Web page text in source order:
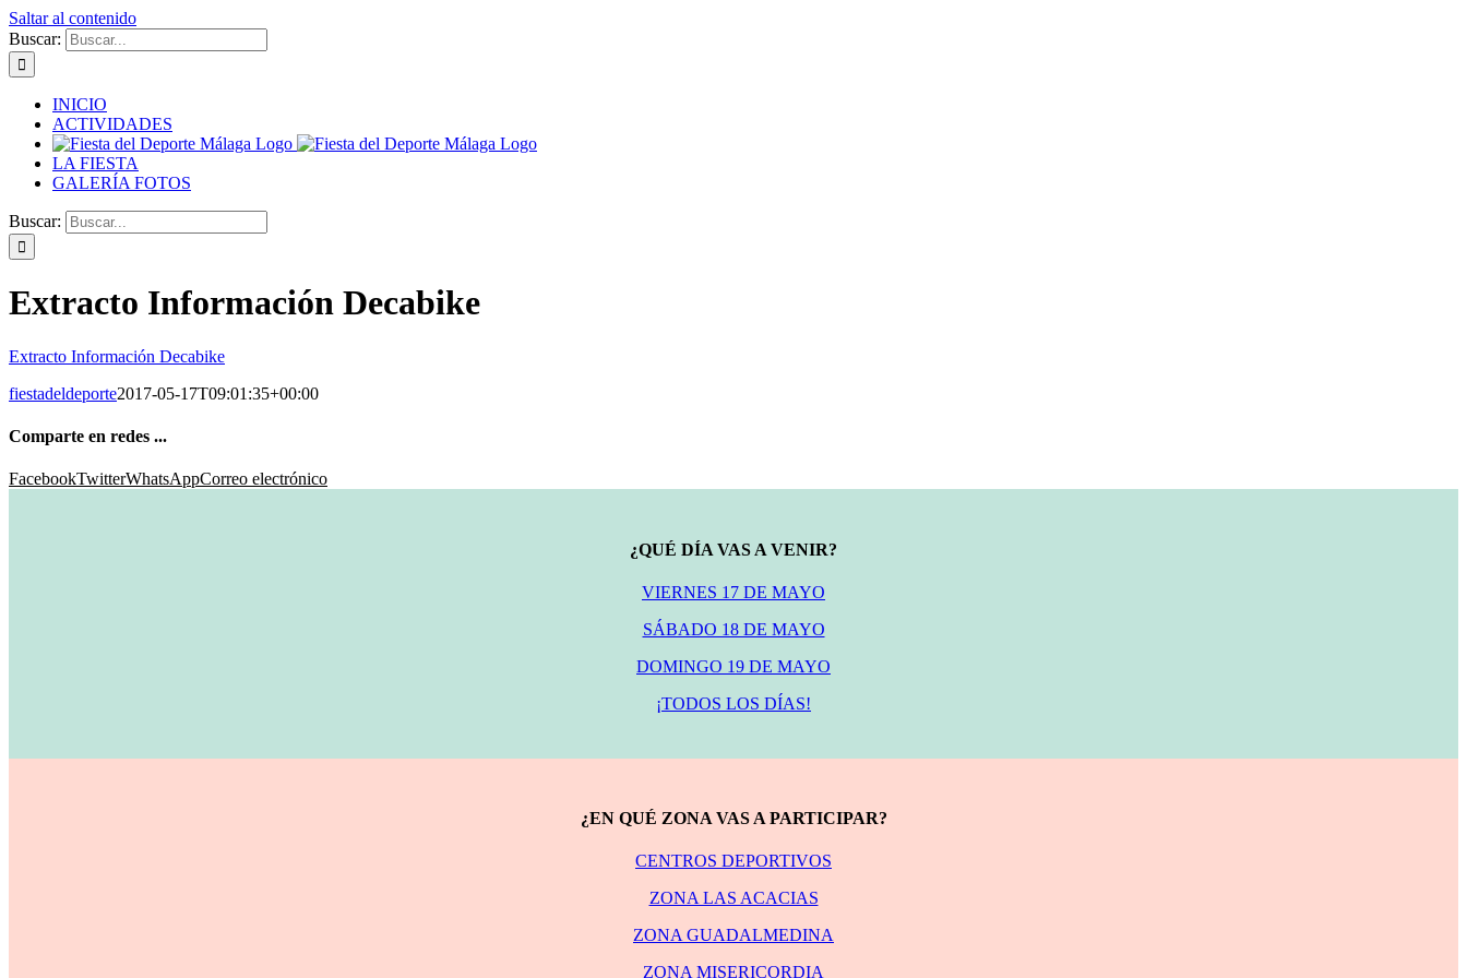
Saltar al contenido
Buscar:
INICIO
ACTIVIDADES
LA FIESTA
GALERÍA FOTOS
Buscar:
Extracto Información Decabike
Extracto Información Decabike
fiestadeldeporte2017-05-17T09:01:35+00:00
Comparte en redes ...
FacebookTwitterWhatsAppCorreo electrónico
¿QUÉ DÍA VAS A VENIR?
VIERNES 17 DE MAYO
SÁBADO 18 DE MAYO
DOMINGO 19 DE MAYO
¡TODOS LOS DÍAS!
¿EN QUÉ ZONA VAS A PARTICIPAR?
CENTROS DEPORTIVOS
ZONA LAS ACACIAS
ZONA GUADALMEDINA
ZONA MISERICORDIA